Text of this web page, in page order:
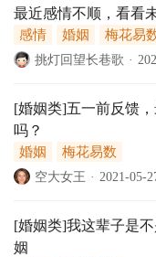
最近感情不顺，看看
感情 婚姻 梅花易
挑灯回望长巷歌 ·
[婚姻类]五一前反馈
吗？
婚姻 梅花易数
空大女王 · 2021-05-
[婚姻类]我这辈子是
姻